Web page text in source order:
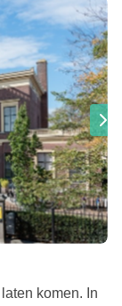
komen. In